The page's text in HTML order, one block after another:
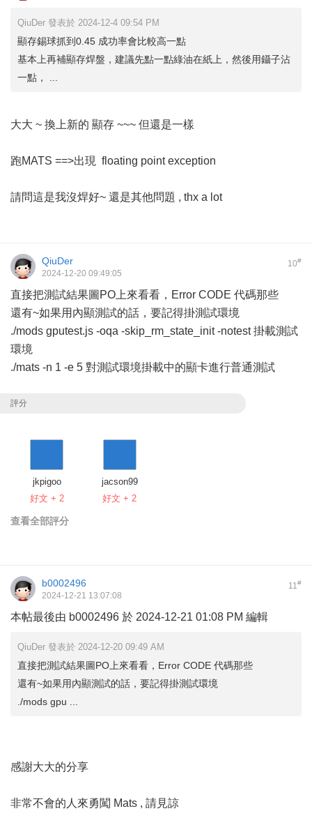
QiuDer 發表於 2024-12-4 09:54 PM
顯存錫球抓到0.45 成功率會比較高一點
基本上再補顯存焊盤，建議先點一點綠油在紙上，然後用鑷子沾
一點， ...
大大 ~ 換上新的 顯存 ~~~ 但還是一樣
跑MATS ==>出現 floating point exception
請問這是我沒焊好~ 還是其他問題 , thx a lot
10#
QiuDer
2024-12-20 09:49:05
直接把測試結果圖PO上來看看，Error CODE 代碼那些
還有~如果用內顯測試的話，要記得掛測試環境
./mods gputest.js -oqa -skip_rm_state_init -notest 掛載測試
環境
./mats -n 1 -e 5 對測試環境掛載中的顯卡進行普通測試
評分
jkpigoo
好文 + 2
jacson99
好文 + 2
查看全部評分
11#
b0002496
2024-12-21 13:07:08
本帖最後由 b0002496 於 2024-12-21 01:08 PM 編輯
QiuDer 發表於 2024-12-20 09:49 AM
直接把測試結果圖PO上來看看，Error CODE 代碼那些
還有~如果用內顯測試的話，要記得掛測試環境
./mods gpu ...
感謝大大的分享
非常不會的人來勇闖 Mats , 請見諒